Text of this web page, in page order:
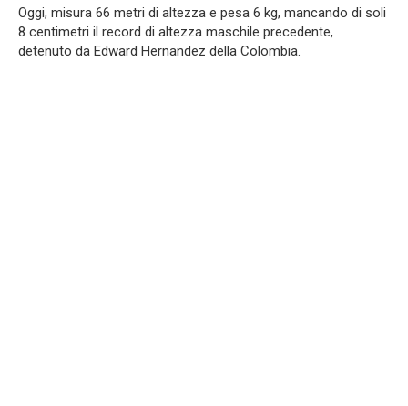
Oggi, misura 66 metri di altezza e pesa 6 kg, mancando di soli
8 centimetri il record di altezza maschile precedente,
detenuto da Edward Hernandez della Colombia.